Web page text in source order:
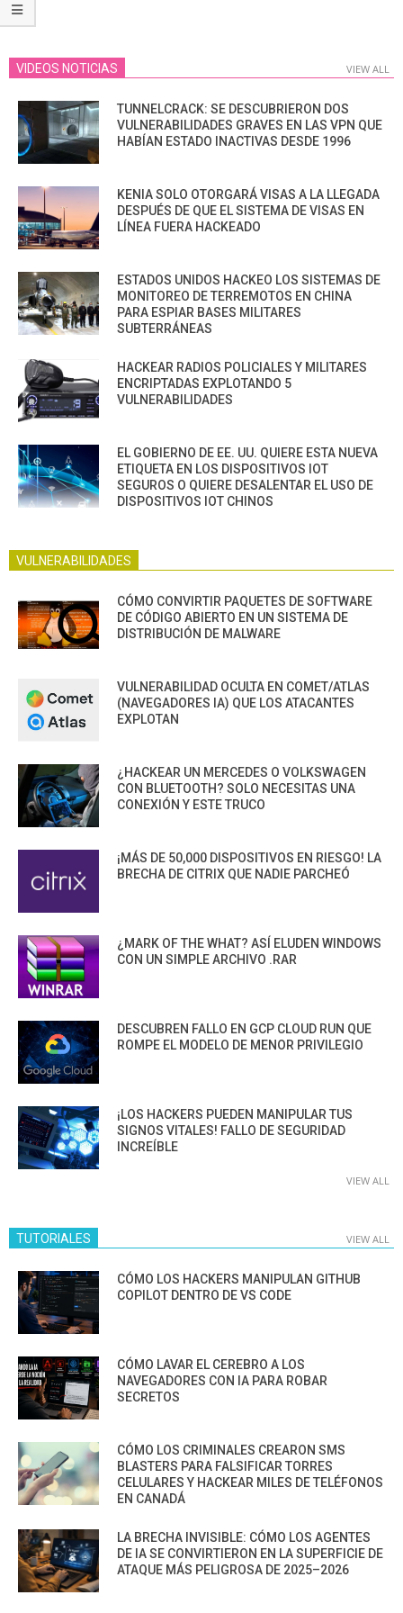
VIDEOS NOTICIAS VIEW ALL
TUNNELCRACK: SE DESCUBRIERON DOS
VULNERABILIDADES GRAVES EN LAS VPN QUE
HABÍAN ESTADO INACTIVAS DESDE 1996
KENIA SOLO OTORGARÁ VISAS A LA LLEGADA
DESPUÉS DE QUE EL SISTEMA DE VISAS EN
LÍNEA FUERA HACKEADO
ESTADOS UNIDOS HACKEO LOS SISTEMAS DE
MONITOREO DE TERREMOTOS EN CHINA
PARA ESPIAR BASES MILITARES
SUBTERRÁNEAS
HACKEAR RADIOS POLICIALES Y MILITARES
ENCRIPTADAS EXPLOTANDO 5
VULNERABILIDADES
EL GOBIERNO DE EE. UU. QUIERE ESTA NUEVA
ETIQUETA EN LOS DISPOSITIVOS IOT
SEGUROS O QUIERE DESALENTAR EL USO DE
DISPOSITIVOS IOT CHINOS
VULNERABILIDADES
CÓMO CONVIRTIR PAQUETES DE SOFTWARE
DE CÓDIGO ABIERTO EN UN SISTEMA DE
DISTRIBUCIÓN DE MALWARE
VULNERABILIDAD OCULTA EN COMET/ATLAS
(NAVEGADORES IA) QUE LOS ATACANTES
EXPLOTAN
¿HACKEAR UN MERCEDES O VOLKSWAGEN
CON BLUETOOTH? SOLO NECESITAS UNA
CONEXIÓN Y ESTE TRUCO
¡MÁS DE 50,000 DISPOSITIVOS EN RIESGO! LA
BRECHA DE CITRIX QUE NADIE PARCHEÓ
¿MARK OF THE WHAT? ASÍ ELUDEN WINDOWS
CON UN SIMPLE ARCHIVO .RAR
DESCUBREN FALLO EN GCP CLOUD RUN QUE
ROMPE EL MODELO DE MENOR PRIVILEGIO
¡LOS HACKERS PUEDEN MANIPULAR TUS
SIGNOS VITALES! FALLO DE SEGURIDAD
INCREÍBLE
VIEW ALL
TUTORIALES VIEW ALL
CÓMO LOS HACKERS MANIPULAN GITHUB
COPILOT DENTRO DE VS CODE
CÓMO LAVAR EL CEREBRO A LOS
NAVEGADORES CON IA PARA ROBAR
SECRETOS
CÓMO LOS CRIMINALES CREARON SMS
BLASTERS PARA FALSIFICAR TORRES
CELULARES Y HACKEAR MILES DE TELÉFONOS
EN CANADÁ
LA BRECHA INVISIBLE: CÓMO LOS AGENTES
DE IA SE CONVIRTIERON EN LA SUPERFICIE DE
ATAQUE MÁS PELIGROSA DE 2025–2026